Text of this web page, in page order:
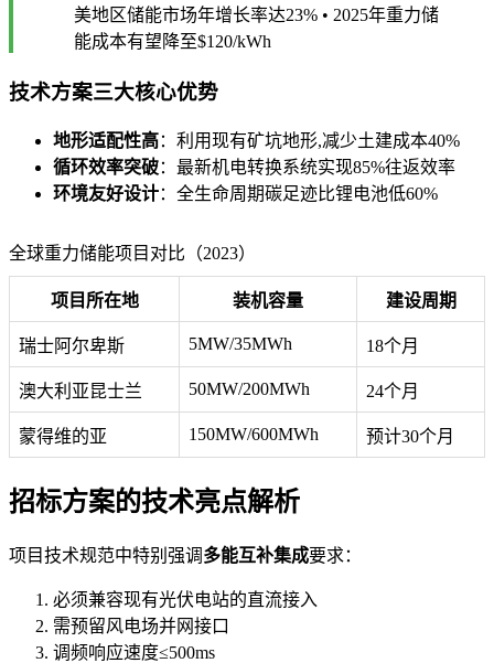
美地区储能市场年增长率达23% • 2025年重力储
能成本有望降至$120/kWh
技术方案三大核心优势
地形适配性高：利用现有矿坑地形,减少土建成本40%
循环效率突破：最新机电转换系统实现85%往返效率
环境友好设计：全生命周期碳足迹比锂电池低60%
全球重力储能项目对比（2023）
项目所在地 装机容量 建设周期
瑞士阿尔卑斯 5MW/35MWh 18个月
澳大利亚昆士兰 50MW/200MWh 24个月
蒙得维的亚 150MW/600MWh 预计30个月
招标方案的技术亮点解析
项目技术规范中特别强调 多能互补集成要求：
必须兼容现有光伏电站的直流接入
需预留风电场并网接口
调频响应速度≤500ms